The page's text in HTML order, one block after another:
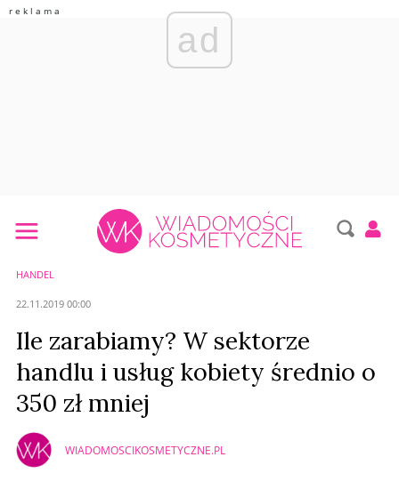
ad
HANDEL
22.11.2019 00:00
Ile zarabiamy? W sektorze
handlu i usług kobiety średnio o
350 zł mniej
WIADOMOSCIKOSMETYCZNE.PL